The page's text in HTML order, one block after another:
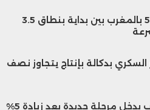
تقرير Ookla يقيّم مسار 5G بالمغرب بين بداية بنطاق 3.5
بدكالة بإنتاج يتجاوز نصف
تأمين السيارات في المغرب يدخل مرحلة جديدة بعد زيادة 5%